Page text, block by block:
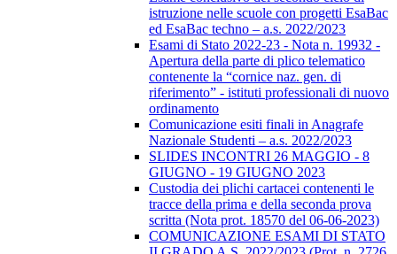
istruzione nelle scuole con progetti EsaBac
ed EsaBac techno – a.s. 2022/2023
Esami di Stato 2022-23 - Nota n. 19932 -
Apertura della parte di plico telematico
contenente la “cornice naz. gen. di
riferimento” - istituti professionali di nuovo
ordinamento
Comunicazione esiti finali in Anagrafe
Nazionale Studenti – a.s. 2022/2023
SLIDES INCONTRI 26 MAGGIO - 8
GIUGNO - 19 GIUGNO 2023
Custodia dei plichi cartacei contenenti le
tracce della prima e della seconda prova
scritta (Nota prot. 18570 del 06-06-2023)
COMUNICAZIONE ESAMI DI STATO